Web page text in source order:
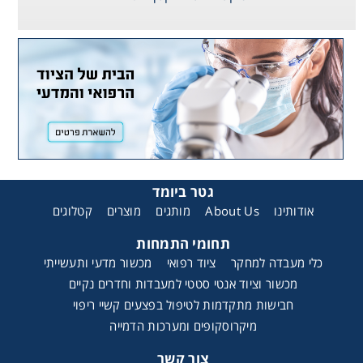
גטר ביומד
אודותינו About Us מותגים מוצרים קטלוגים
תחומי התמחות
כלי מעבדה למחקר ציוד רפואי
מכשור מדעי ותעשייתי
מכשור וציוד אנטי סטטי למעבדות וחדרים נקיים
חבישות מתקדמות לטיפול בפצעים קשיי ריפוי
מיקרוסקופים ומערכות הדמייה
צור קשר